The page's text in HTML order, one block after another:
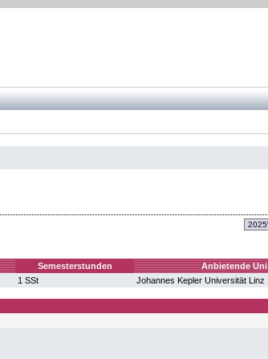
Semesterstunden
Anbietende Uni
1 SSt Johannes Kepler Universität Linz